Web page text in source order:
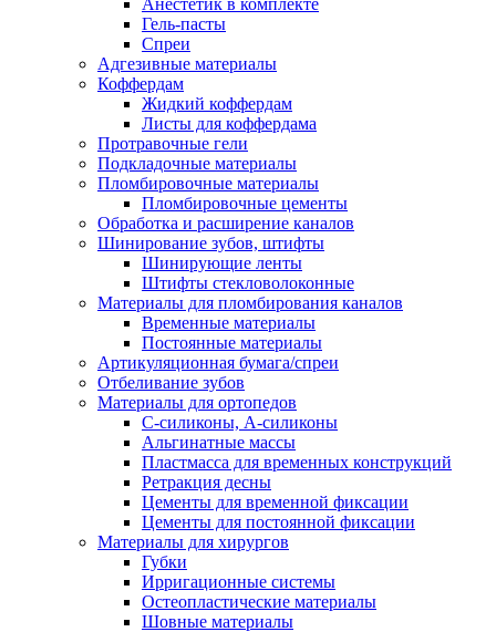
Анестетик в комплекте
Гель-пасты
Спреи
Адгезивные материалы
Коффердам
Жидкий коффердам
Листы для коффердама
Протравочные гели
Подкладочные материалы
Пломбировочные материалы
Пломбировочные цементы
Обработка и расширение каналов
Шинирование зубов, штифты
Шинирующие ленты
Штифты стекловолоконные
Материалы для пломбирования каналов
Временные материалы
Постоянные материалы
Артикуляционная бумага/спреи
Отбеливание зубов
Материалы для ортопедов
C-силиконы, А-силиконы
Альгинатные массы
Пластмасса для временных конструкций
Ретракция десны
Цементы для временной фиксации
Цементы для постоянной фиксации
Материалы для хирургов
Губки
Ирригационные системы
Остеопластические материалы
Шовные материалы